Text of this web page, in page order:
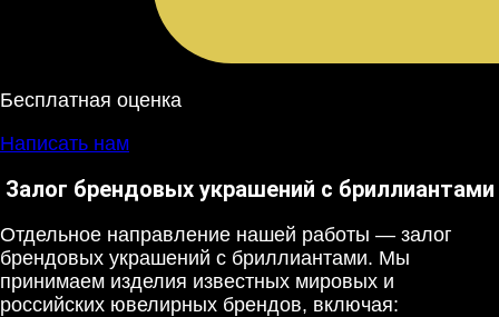
Бесплатная оценка
Написать нам
Залог брендовых украшений с бриллиантами
Отдельное направление нашей работы — залог
брендовых украшений с бриллиантами. Мы
принимаем изделия известных мировых и
российских ювелирных брендов, включая: